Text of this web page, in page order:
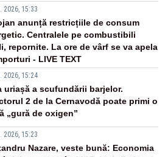
2026, 15:33
anunță restricțiile de consum
Centralele pe combustibili
repornite. La ore de vârf se va apela
- LIVE TEXT
2026, 15:24
uriașă a scufundării barjelor.
2 de la Cernavodă poate primi o
„gură de oxigen”
2026, 15:23
Nazare, veste bună: Economia